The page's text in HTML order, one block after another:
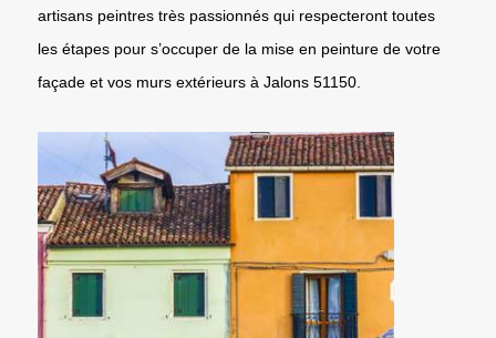
artisans peintres très passionnés qui respecteront toutes
les étapes pour s’occuper de la mise en peinture de votre
façade et vos murs extérieurs à Jalons 51150.